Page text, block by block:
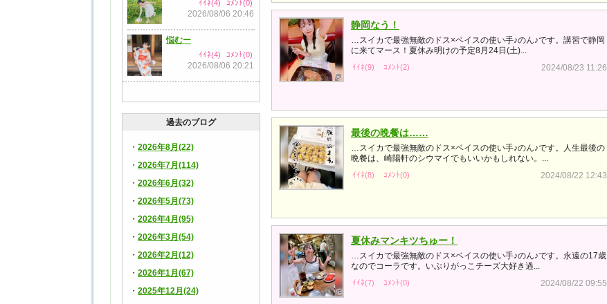
ｺﾒﾝﾄ(0)
ｲｲﾈ(4)
2026/08/06 20:46
悩むー
ｺﾒﾝﾄ(0)
ｲｲﾈ(4)
2026/08/06 20:21
過去のブログ
2026年8月(22)
2026年7月(114)
2026年6月(32)
2026年5月(73)
2026年4月(95)
2026年3月(54)
2026年2月(12)
2026年1月(67)
2025年12月(24)
静岡なう！
…スイカで最強無敵のドス×ベイスの使い手♪のん♪です。講習で静岡
に来てマース！夏休み明けの予定8月24日(土)...
ｲｲﾈ(9) ｺﾒﾝﾄ(2) 2024/08/23 11:26
最後の晩餐は……
…スイカで最強無敵のドス×ベイスの使い手♪のん♪です。人生最後の
晩餐は、崎陽軒のシウマイでもいいかもしれない。...
ｲｲﾈ(8) ｺﾒﾝﾄ(0) 2024/08/22 12:43
夏休みマンキツちゅー！
…スイカで最強無敵のドス×ベイスの使い手♪のん♪です。永遠の17歳
なのでコーラです。いぶりがっこチーズ大好き過...
ｲｲﾈ(7) ｺﾒﾝﾄ(0) 2024/08/22 09:55